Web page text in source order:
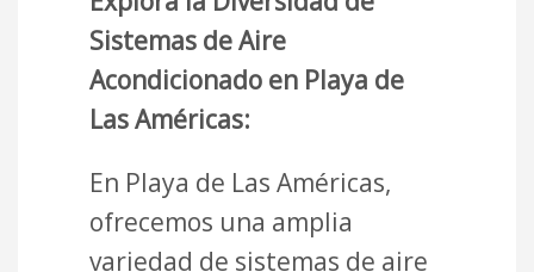
Sistemas de Aire
Acondicionado en Playa de
Las Américas:
En Playa de Las Américas,
ofrecemos una amplia
variedad de sistemas de aire